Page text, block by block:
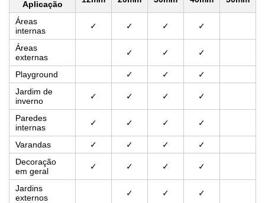
Aplicação
Áreas
internas
✓ ✓ ✓ ✓
Áreas
externas
✓ ✓ ✓
Playground ✓ ✓
✓
Jardim de
inverno
✓ ✓ ✓ ✓
Paredes
internas
✓ ✓ ✓ ✓
Varandas ✓ ✓ ✓
✓
Decoração
em geral
✓ ✓ ✓ ✓
Jardins
externos
✓ ✓ ✓